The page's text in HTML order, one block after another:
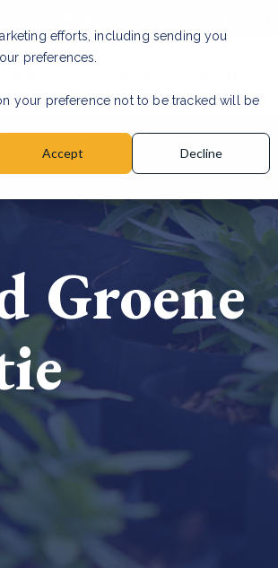
efforts, including sending you
preferences.
your preference not to be tracked will be
Accept Decline
herstel van Kenia’s bossen
De
voetafdruk en hoe verkleint u
er in 2026?Lees artikel
Groene